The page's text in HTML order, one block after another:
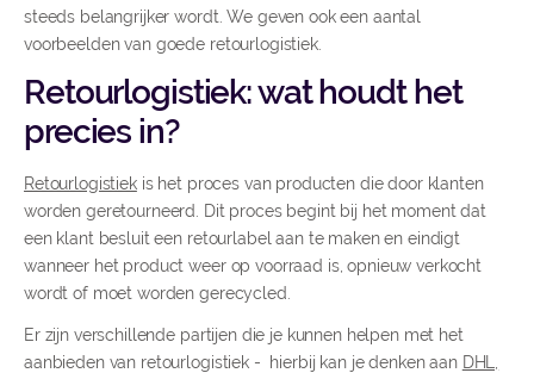
steeds belangrijker wordt. We geven ook een aantal
voorbeelden van goede retourlogistiek.
Retourlogistiek: wat houdt het
precies in?
Retourlogistiekis het proces van producten die door klanten
worden geretourneerd. Dit proces begint bij het moment dat
een klant besluit een retourlabel aan te maken en eindigt
wanneer het product weer op voorraad is, opnieuw verkocht
wordt of moet worden gerecycled.
Er zijn verschillende partijen die je kunnen helpen met het
aanbieden van retourlogistiek - hierbij kan je denken aan DHL,